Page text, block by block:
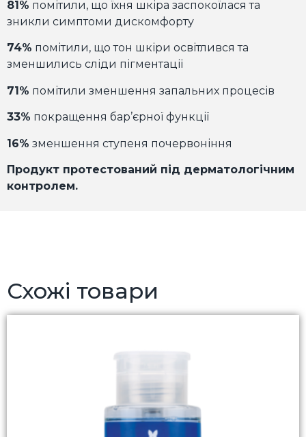
81% помітили, що їхня шкіра заспокоїлася та
зникли симптоми дискомфорту
74% помітили, що тон шкіри освітлився та
зменшились сліди пігментації
71% помітили зменшення запальних процесів
33% покращення бар’єрної функції
16% зменшення ступеня почервоніння
Продукт протестований під дерматологічним
контролем.
Схожі товари